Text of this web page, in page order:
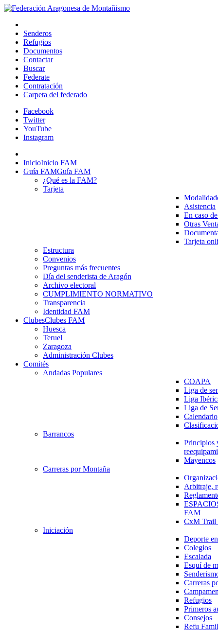
Senderos
Refugios
Documentos
Contactar
Buscar
Federate
Contratación
Carpeta del federado
Facebook
Twitter
YouTube
Instagram
InicioInicio FAM
Guía FAMGuía FAM
¿Qué es la FAM?
Tarjeta
Asistencia
En caso
Otras
Tarjeta
Estructura
Convenios
Preguntas más frecuentes
Día del senderista de Aragón
Archivo electoral
CUMPLIMIENTO NORMATIVO
Transparencia
Identidad FAM
ClubesClubes FAM
Huesca
Teruel
Zaragoza
Administración Clubes
Comités
Andadas Populares
COAPA
Liga de
Liga
Liga de
Calendario
Barrancos
Principios
Mayencos
Carreras por Montaña
Arbitraje,
FAM
CxM
Iniciación
Deporte
Colegios
Escalada
Esquí de
Carreras
Refugios
Primeros
Consejos
Refu